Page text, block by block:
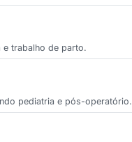
trabalho de parto.
pediatria e pós-operatório.